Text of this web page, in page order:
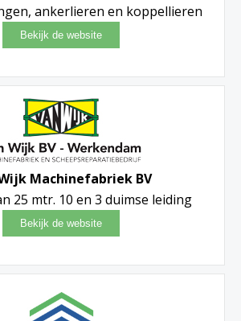
ankerlieren en koppellieren
Machinefabriek BV
25 mtr. 10 en 3 duimse leiding